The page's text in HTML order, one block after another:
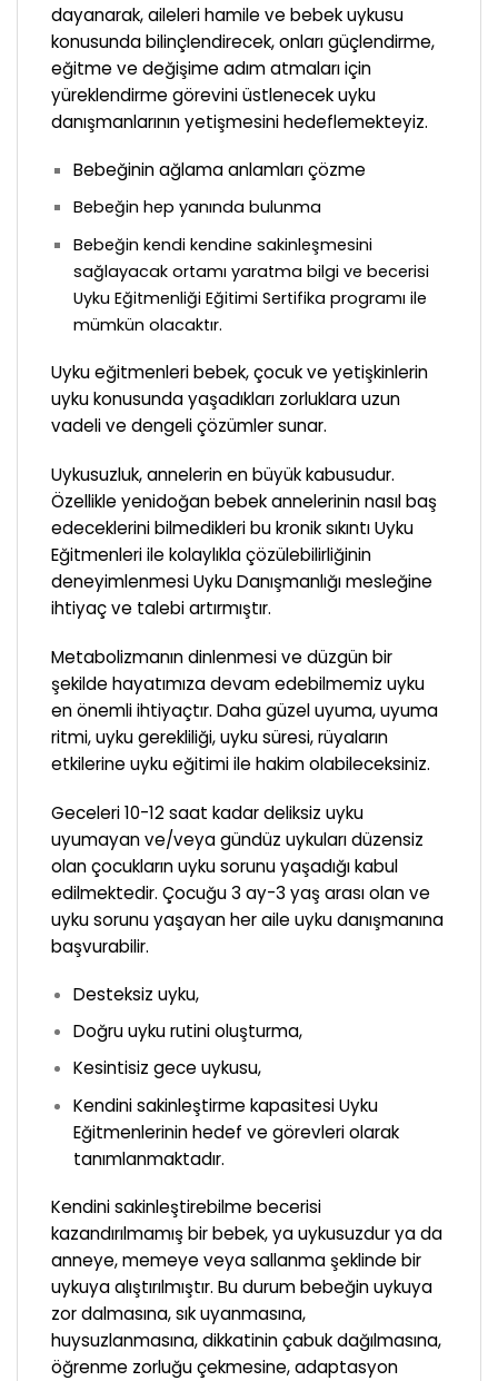
dayanarak, aileleri hamile ve bebek uykusu
konusunda bilinçlendirecek, onları güçlendirme,
eğitme ve değişime adım atmaları için
yüreklendirme görevini üstlenecek uyku
danışmanlarının yetişmesini hedeflemekteyiz.
Bebeğinin ağlama anlamları çözme
Bebeğin hep yanında bulunma
Bebeğin kendi kendine sakinleşmesini
sağlayacak ortamı yaratma bilgi ve becerisi
Uyku Eğitmenliği Eğitimi Sertifika programı ile
mümkün olacaktır.
Uyku eğitmenleri bebek, çocuk ve yetişkinlerin
uyku konusunda yaşadıkları zorluklara uzun
vadeli ve dengeli çözümler sunar.
Uykusuzluk, annelerin en büyük kabusudur.
Özellikle yenidoğan bebek annelerinin nasıl baş
edeceklerini bilmedikleri bu kronik sıkıntı Uyku
Eğitmenleri ile kolaylıkla çözülebilirliğinin
deneyimlenmesi Uyku Danışmanlığı mesleğine
ihtiyaç ve talebi artırmıştır.
Metabolizmanın dinlenmesi ve düzgün bir
şekilde hayatımıza devam edebilmemiz uyku
en önemli ihtiyaçtır. Daha güzel uyuma, uyuma
ritmi, uyku gerekliliği, uyku süresi, rüyaların
etkilerine uyku eğitimi ile hakim olabileceksiniz.
Geceleri 10-12 saat kadar deliksiz uyku
uyumayan ve/veya gündüz uykuları düzensiz
olan çocukların uyku sorunu yaşadığı kabul
edilmektedir. Çocuğu 3 ay-3 yaş arası olan ve
uyku sorunu yaşayan her aile uyku danışmanına
başvurabilir.
Desteksiz uyku,
Doğru uyku rutini oluşturma,
Kesintisiz gece uykusu,
Kendini sakinleştirme kapasitesi Uyku
Eğitmenlerinin hedef ve görevleri olarak
tanımlanmaktadır.
Kendini sakinleştirebilme becerisi
kazandırılmamış bir bebek, ya uykusuzdur ya da
anneye, memeye veya sallanma şeklinde bir
uykuya alıştırılmıştır. Bu durum bebeğin uykuya
zor dalmasına, sık uyanmasına,
huysuzlanmasına, dikkatinin çabuk dağılmasına,
öğrenme zorluğu çekmesine, adaptasyon